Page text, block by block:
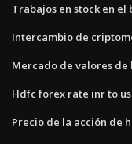
Trabajos en stock en el
Intercambio de
Mercado de valores de
Hdfc forex rate inr to
Precio de la acción de